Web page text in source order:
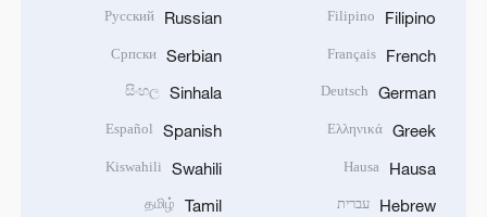
Filipino
Filipino
French
Français
German
Deutsch
Greek
Ελληνικά
Hausa
Hausa
Hebrew עברית
Russian
Русский
Serbian
Српски
Sinhala
සිංහල
Spanish
Español
Swahili
Kiswahili
Tamil
தமிழ்